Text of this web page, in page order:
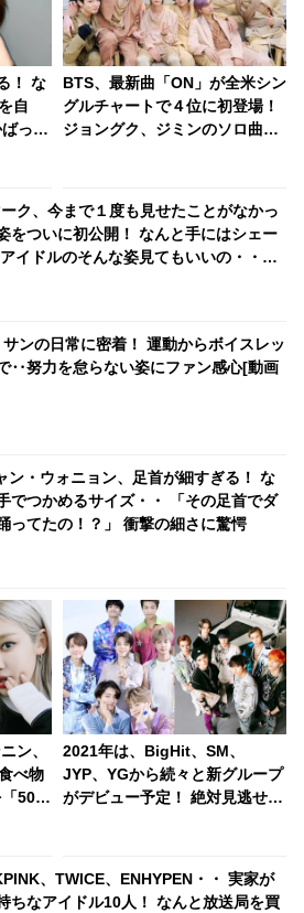
！ な
自
って
BTS、最新曲「ON」が全米シン
グルチャートで４位に初登場！
ジョングク、ジミンのソロ曲も
Hopeに次いで史上３、４人目
の快挙
ク、今まで１度も見せたことがなかっ
をついに初公開！ なんと手にはシェー
イドルのそんな姿見てもいいの・・？
ンの日常に密着！ 運動からボイスレッ
‥努力を怠らない姿にファン感心[動画
ン・ウォニョン、足首が細すぎる！ な
でつかめるサイズ・・ 「その足首でダ
ってたの！？」 衝撃の細さに驚愕
ン、
べ物
50個
2021年は、BigHit、SM、
JYP、YGから続々と新グループ
がデビュー予定！ 絶対見逃せな
、TWICE、ENHYPEN・・ 実家が
ちなアイドル10人！ なんと放送局を買